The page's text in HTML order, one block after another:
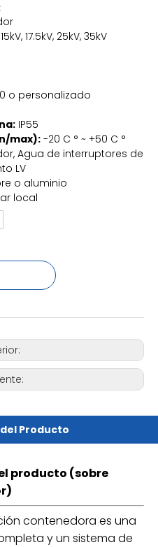
17.5kV, 25kV, 35kV
o personalizado
IP55
max): -20 C ° ~ +50 C °
Agua de interruptores de
LV
o aluminio
local
Producto
producto (sobre
contenedora es una
y un sistema de